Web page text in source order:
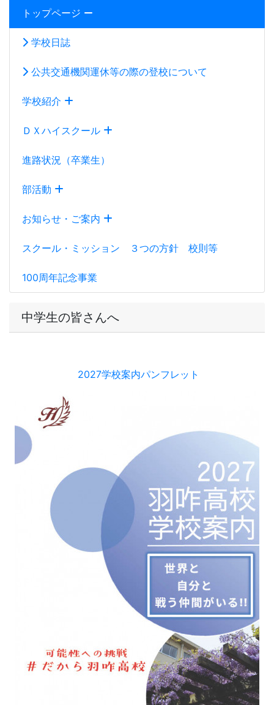
部活動
お知らせ・ご案内
スクール・ミッション ３つの方針 校則等
100周年記念事業
中学生の皆さんへ